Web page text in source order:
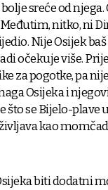
sreće od
nitko, ni
Nije Osijek
očekuje više.
za pogotke, pa
Osijeka i
što se Bijelo-
kao
biti dodatni